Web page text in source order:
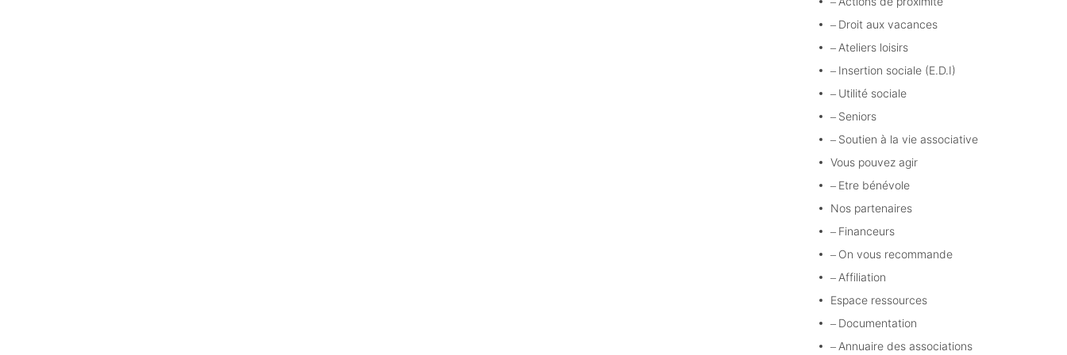
Droit aux vacances
Ateliers loisirs
Insertion sociale (E.D.I)
Utilité sociale
Seniors
Soutien à la vie associative
Vous pouvez agir
Etre bénévole
Nos partenaires
Financeurs
On vous recommande
Affiliation
Espace ressources
Documentation
Annuaire des associations